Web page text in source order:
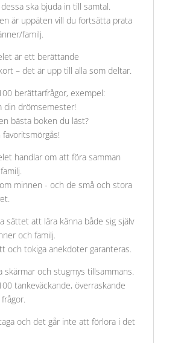
ska bjuda in till samtal.
är uppäten vill du fortsätta prata
familj.
är ett berättande
– det är upp till alla som deltar.
berättarfrågor, exempel:
din drömsemester!
bästa boken du läst?
handlar om att föra samman
minnen - och de små och stora
sättet att lära känna både sig själv
och familj.
och tokiga anekdoter garanteras.
skärmar och stugmys tillsammans.
tankeväckande, överraskande
och det går inte att förlora i det